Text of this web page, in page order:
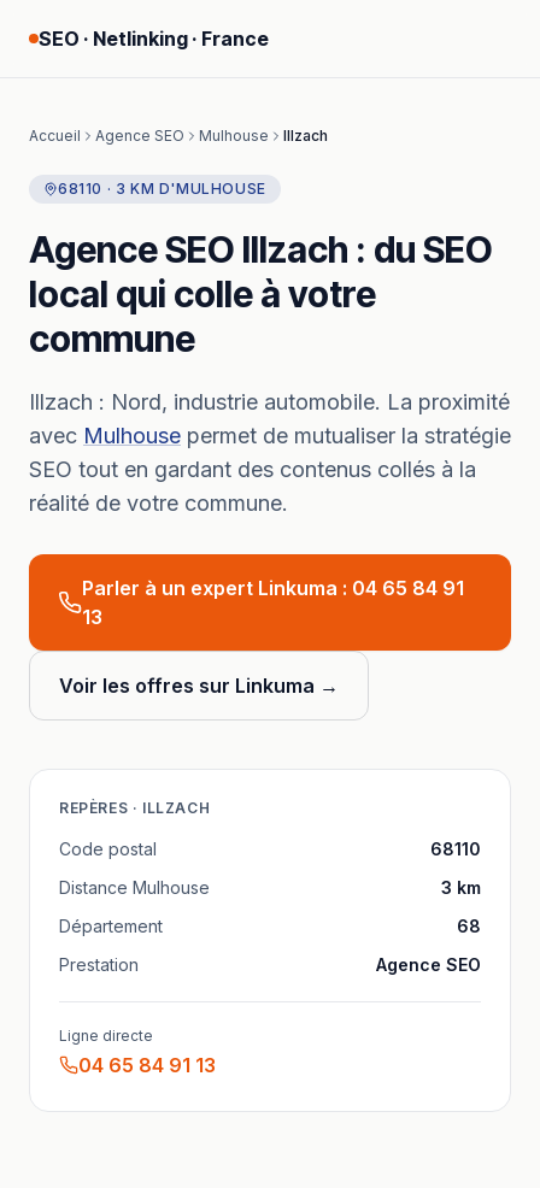
SEO · Netlinking · France
Accueil Agence SEO Mulhouse Illzach
68110 · 3 KM D'MULHOUSE
Agence SEO Illzach : du SEO
local qui colle à votre
commune
Illzach : Nord, industrie automobile. La proximité
avec Mulhouse permet de mutualiser la stratégie
SEO tout en gardant des contenus collés à la
réalité de votre commune.
Parler à un expert Linkuma : 04 65 84 91
13
Voir les offres sur Linkuma →
REPÈRES · ILLZACH
Code postal
68110
Distance Mulhouse 3 km
Département
68
Prestation
Agence SEO
Ligne directe
04 65 84 91 13